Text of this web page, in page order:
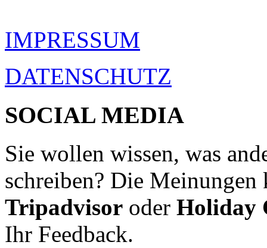
IMPRESSUM
DATENSCHUTZ
SOCIAL MEDIA
Sie wollen wissen, was
schreiben? Die
Tripadvisor oder Holiday
Ihr Feedback.